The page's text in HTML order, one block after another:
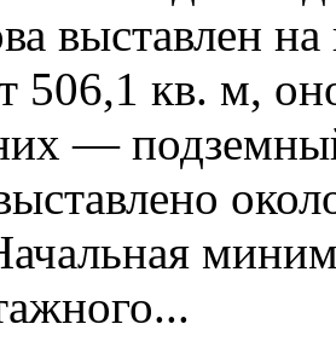
выставлен
506,1 кв. м,
—